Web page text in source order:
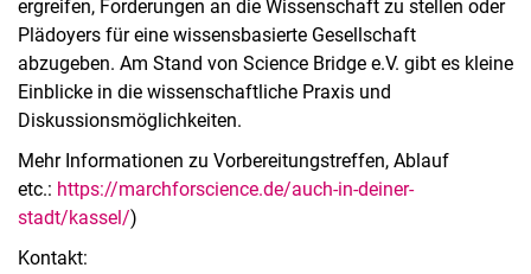
ergreifen, Forderungen an die Wissenschaft zu stellen oder
Plädoyers für eine wissensbasierte Gesellschaft
abzugeben. Am Stand von Science Bridge e.V. gibt es kleine
Einblicke in die wissenschaftliche Praxis und
Diskussionsmöglichkeiten.
Mehr Informationen zu Vorbereitungstreffen, Ablauf
etc.: https://marchforscience.de/auch-in-deiner-
stadt/kassel/)
Kontakt: